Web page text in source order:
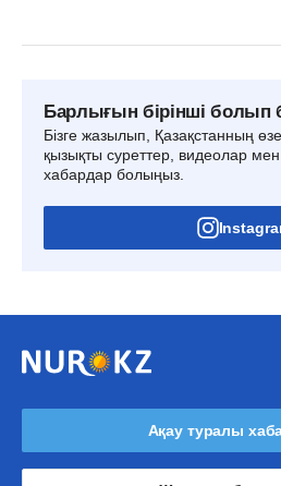
Барлығын бірінші болып
Бізге жазылып, Қазақстанның
қызықты суреттер, видеолар
хабардар болыңыз.
Ақау туралы